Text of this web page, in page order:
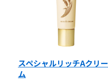
スペシャルリッチAクリー
ム